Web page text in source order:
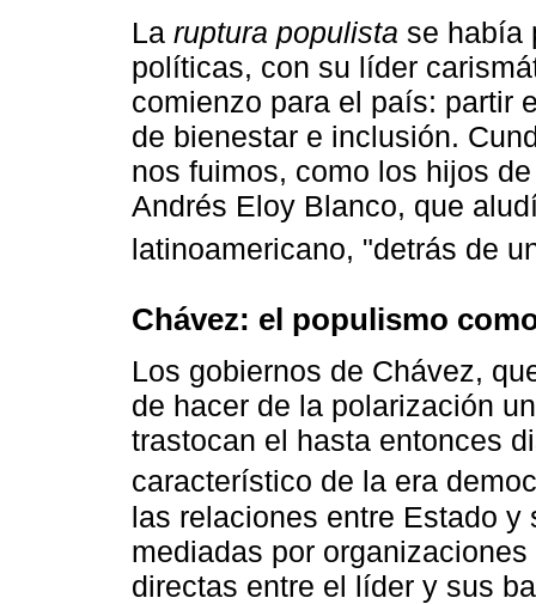
La ruptura populista se había
políticas, con su líder
comienzo para el país: partir
de bienestar e inclusión.
nos fuimos, como los hijos
Andrés Eloy Blanco, que
latinoamericano, "detrás de
Chávez: el populismo
Los gobiernos de Chávez,
de hacer de la polarización
trastocan el hasta entonces
característico de la era
las relaciones entre Estado
mediadas por
directas entre el líder y sus